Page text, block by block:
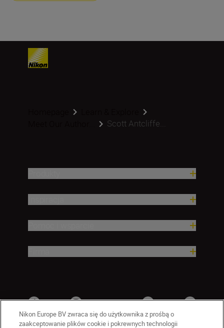
Scott Antcliffe...
Nikon Europe BV zwraca się do użytkownika z prośbą o
zaakceptowanie plików cookie i pokrewnych technologii